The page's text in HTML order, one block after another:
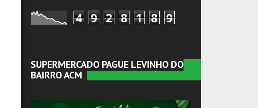
4 9 2 8 1 8 9
SUPERMERCADO PAGUE LEVINHO DO
BAIRRO ACM